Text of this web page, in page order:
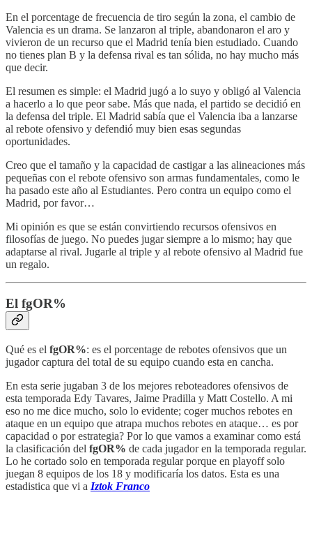
En el porcentage de frecuencia de tiro según la zona, el cambio de
Valencia es un drama. Se lanzaron al triple, abandonaron el aro y
vivieron de un recurso que el Madrid tenía bien estudiado. Cuando
no tienes plan B y la defensa rival es tan sólida, no hay mucho más
que decir.
El resumen es simple: el Madrid jugó a lo suyo y obligó al Valencia
a hacerlo a lo que peor sabe. Más que nada, el partido se decidió en
la defensa del triple. El Madrid sabía que el Valencia iba a lanzarse
al rebote ofensivo y defendió muy bien esas segundas
oportunidades.
Creo que el tamaño y la capacidad de castigar a las alineaciones más
pequeñas con el rebote ofensivo son armas fundamentales, como le
ha pasado este año al Estudiantes. Pero contra un equipo como el
Madrid, por favor…
Mi opinión es que se están convirtiendo recursos ofensivos en
filosofías de juego. No puedes jugar siempre a lo mismo; hay que
adaptarse al rival. Jugarle al triple y al rebote ofensivo al Madrid fue
un regalo.
El fgOR%
Qué es el fgOR%: es el porcentage de rebotes ofensivos que un
jugador captura del total de su equipo cuando esta en cancha.
En esta serie jugaban 3 de los mejores reboteadores ofensivos de
esta temporada Edy Tavares, Jaime Pradilla y Matt Costello. A mi
eso no me dice mucho, solo lo evidente; coger muchos rebotes en
ataque en un equipo que atrapa muchos rebotes en ataque… es por
capacidad o por estrategia? Por lo que vamos a examinar como está
la clasificación del fgOR% de cada jugador en la temporada regular.
Lo he cortado solo en temporada regular porque en playoff solo
juegan 8 equipos de los 18 y modificaría los datos. Esta es una
estadistica que vi a Iztok Franco